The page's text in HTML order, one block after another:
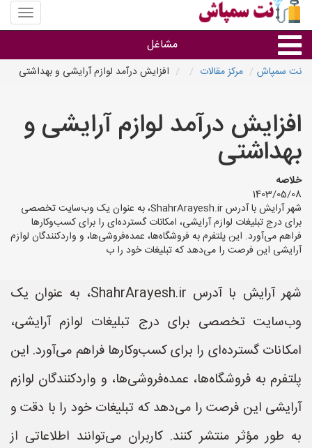
منوی
سایت
مشاغل
استان ها
نت سمپاش مرکز مقالات افزایش درآمد لوازم آرایشی و بهداشتی
افزایش درآمد لوازم آرایشی و
بهداشتی
خلاصه
1403/05/08
شهر آرایش با آدرس ShahrArayesh.ir، به عنوان یک وب‌سایت تخصصی
برای درج تبلیغات لوازم آرایشی، امکانات گسترده‌ای را برای کسب‌وکارها
فراهم می‌آورد. این پلتفرم به فروشگاه‌ها، عمده‌فروشی‌ها، و واردکنندگان لوازم
آرایشی این فرصت را می‌دهد که تبلیغات خود را ب
شهر آرایش با آدرس ShahrArayesh.ir، به عنوان یک
وب‌سایت تخصصی برای درج تبلیغات لوازم آرایشی،
امکانات گسترده‌ای را برای کسب‌وکارها فراهم می‌آورد. این
پلتفرم به فروشگاه‌ها، عمده‌فروشی‌ها، و واردکنندگان لوازم
آرایشی این فرصت را می‌دهد که تبلیغات خود را با دقت و
به طور مؤثر منتشر کنند. کاربران می‌توانند اطلاعاتی از